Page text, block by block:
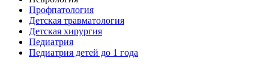
Профпатология
Детская травматология
Детская хирургия
Педиатрия
Педиатрия детей до 1 года